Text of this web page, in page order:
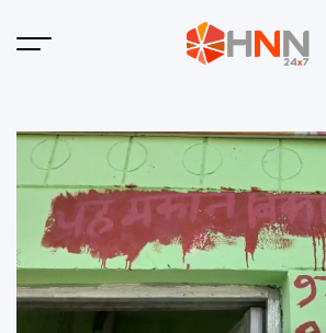
Menu